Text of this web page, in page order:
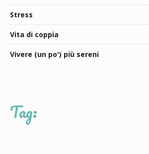
Stress
Vita di coppia
Vivere (un po') più sereni
Tag: